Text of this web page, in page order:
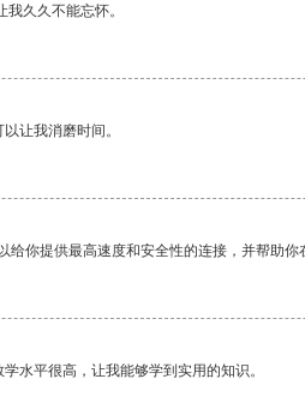
久久不能忘怀。
让我消磨时间。
给你提供最高速度和安全性的连接，并帮助你
水平很高，让我能够学到实用的知识。